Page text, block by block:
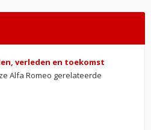
verleden en toekomst
Alfa Romeo gerelateerde